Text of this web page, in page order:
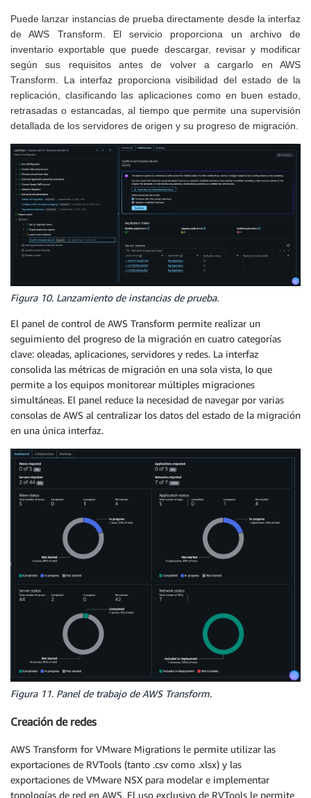
Puede lanzar instancias de prueba directamente desde la interfaz
de AWS Transform. El servicio proporciona un archivo de
inventario exportable que puede descargar, revisar y modificar
según sus requisitos antes de volver a cargarlo en AWS
Transform. La interfaz proporciona visibilidad del estado de la
replicación, clasificando las aplicaciones como en buen estado,
retrasadas o estancadas, al tiempo que permite una supervisión
detallada de los servidores de origen y su progreso de migración.
Figura 10. Lanzamiento de instancias de prueba.
El panel de control de AWS Transform permite realizar un
seguimiento del progreso de la migración en cuatro categorías
clave: oleadas, aplicaciones, servidores y redes. La interfaz
consolida las métricas de migración en una sola vista, lo que
permite a los equipos monitorear múltiples migraciones
simultáneas. El panel reduce la necesidad de navegar por varias
consolas de AWS al centralizar los datos del estado de la migración
en una única interfaz.
Figura 11. Panel de trabajo de AWS Transform.
Creación de redes
AWS Transform for VMware Migrations le permite utilizar las
exportaciones de RVTools (tanto .csv como .xlsx) y las
exportaciones de VMware NSX para modelar e implementar
topologías de red en AWS. El uso exclusivo de RVTools le permite